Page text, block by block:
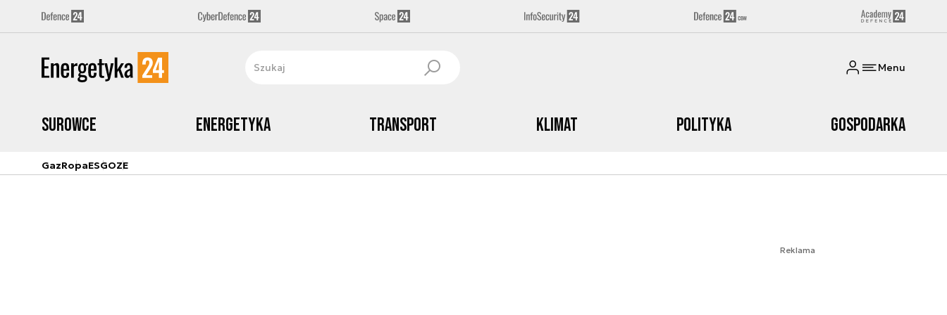
Menu
Surowce Energetyka Transport Klimat Polityka Gospodarka
GazRopaESGOZE
Reklama